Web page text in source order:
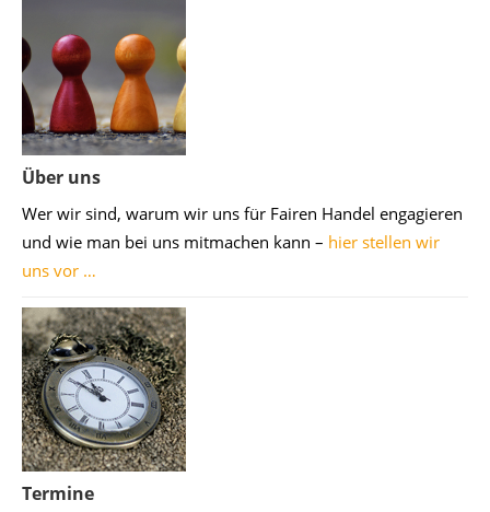
Über uns
Wer wir sind, warum wir uns für Fairen Handel engagieren
und wie man bei uns mitmachen kann – hier stellen wir
uns vor …
Termine